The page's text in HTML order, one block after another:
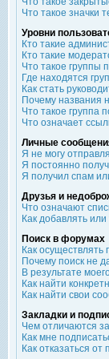
Что такое значки
Уровни
Кто такие
Кто такие
Что такое группы
Где находятся
Как стать
Почему названия
Что такое группа
Что означает
Личные
Я не могу
Я постоянно
Я получил спам
Друзья и
Что означают
Как добавлять
Поиск в форумах
Как осуществлять
Почему поиск не
В результате
Как найти
Как найти свои
Закладки и
Чем отличаются
Как мне
Как отказаться от